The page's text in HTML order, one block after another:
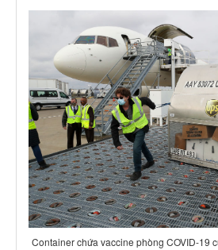
Container chứa vaccine phòng COVID-19